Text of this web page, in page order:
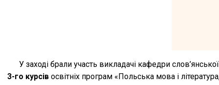
У заході брали участь викладачі кафедри
3-го курсів освітніх програм «Польська мова і